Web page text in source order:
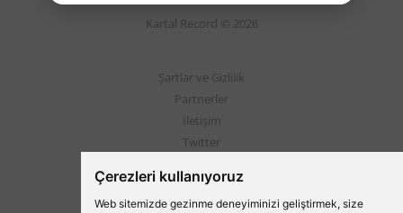
Çerezleri kullanıyoruz
Web sitemizde gezinme deneyiminizi geliştirmek, size
Kartal Record © 2026
Şartlar ve Gizlilik
Partnerler
İletişim
Twitter